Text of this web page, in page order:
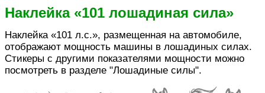
Наклейка «101 лошадиная сила»
Наклейка «101 л.с.», размещенная на автомобиле,
отображают мощность машины в лошадиных силах.
Стикеры с другими показателями мощности можно
посмотреть в разделе "Лошадиные силы".